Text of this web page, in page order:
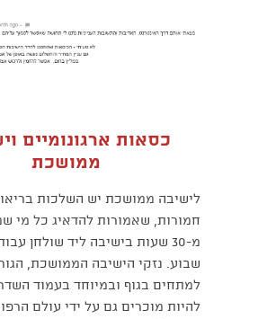
כסאות ארגונומיים
ממושכת
לישיבה ממושכת יש השלכות
חמורות, שאמורות להדאיג כל מי
מ-30 שעות בישיבה ליד שולחן
שבוע. נזקי הישיבה הממושכת,
למתחים בגוף ובמיוחד בעמוד
להיות מוכרים גם על ידי עולם